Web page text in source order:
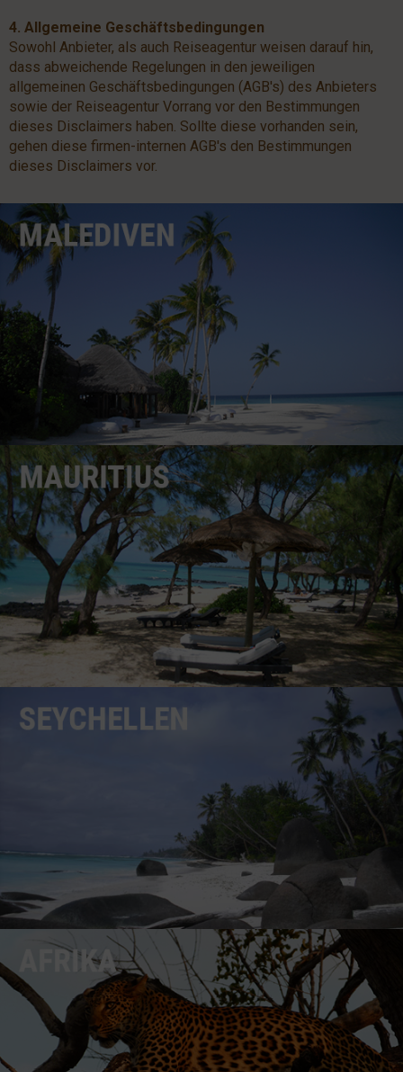
4. Allgemeine Geschäftsbedingungen
Sowohl Anbieter, als auch Reiseagentur weisen darauf hin,
dass abweichende Regelungen in den jeweiligen
allgemeinen Geschäftsbedingungen (AGB's) des Anbieters
sowie der Reiseagentur Vorrang vor den Bestimmungen
dieses Disclaimers haben. Sollte diese vorhanden sein,
gehen diese firmen-internen AGB's den Bestimmungen
dieses Disclaimers vor.